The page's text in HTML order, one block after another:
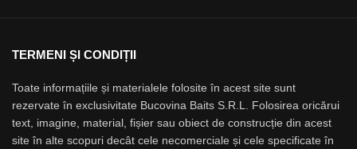
TERMENI ȘI CONDIȚII
Toate informațiile și materialele folosite în acest site sunt
rezervate în exclusivitate Bucovina Baits S.R.L. Folosirea oricărui
text, imagine, material, fișier sau obiect de construcție din acest
site în alte scopuri decât cele necomerciale și cele specificate în